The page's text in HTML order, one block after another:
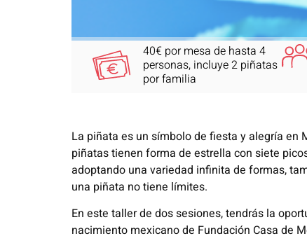
40€ por mesa de hasta 4
personas, incluye 2 piñatas
por familia
La piñata es un símbolo de fiesta y alegría
piñatas tienen forma de estrella con siete
adoptando una variedad infinita de formas,
una piñata no tiene límites.
En este taller de dos sesiones, tendrás la
nacimiento mexicano de Fundación Casa de